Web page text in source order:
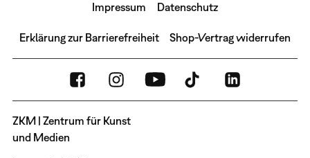
Impressum Datenschutz
Erklärung zur Barrierefreiheit Shop-Vertrag widerrufen
ZKM | Zentrum für Kunst
und Medien